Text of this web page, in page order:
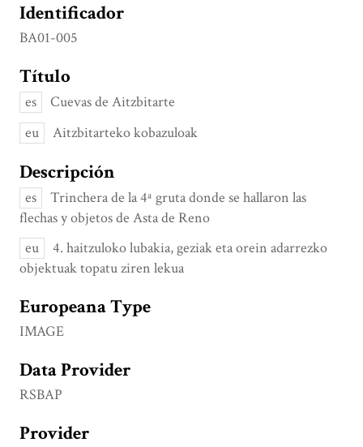
Identificador
BA01-005
Título
es
Cuevas de Aitzbitarte
eu
Aitzbitarteko kobazuloak
Descripción
es
Trinchera de la 4ª gruta donde se hallaron las
flechas y objetos de Asta de Reno
eu
4. haitzuloko lubakia, geziak eta orein adarrezko
objektuak topatu ziren lekua
Europeana Type
IMAGE
Data Provider
RSBAP
Provider